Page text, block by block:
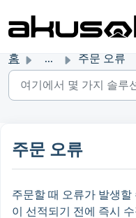
홈 ... 주문 오류
주문 오류
주문할 때 오류가 발생
이 선적되기 전에 즉시